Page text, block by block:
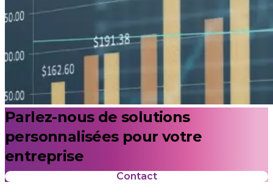
Parlez-nous de solutions
personnalisées pour votre
entreprise
Contact